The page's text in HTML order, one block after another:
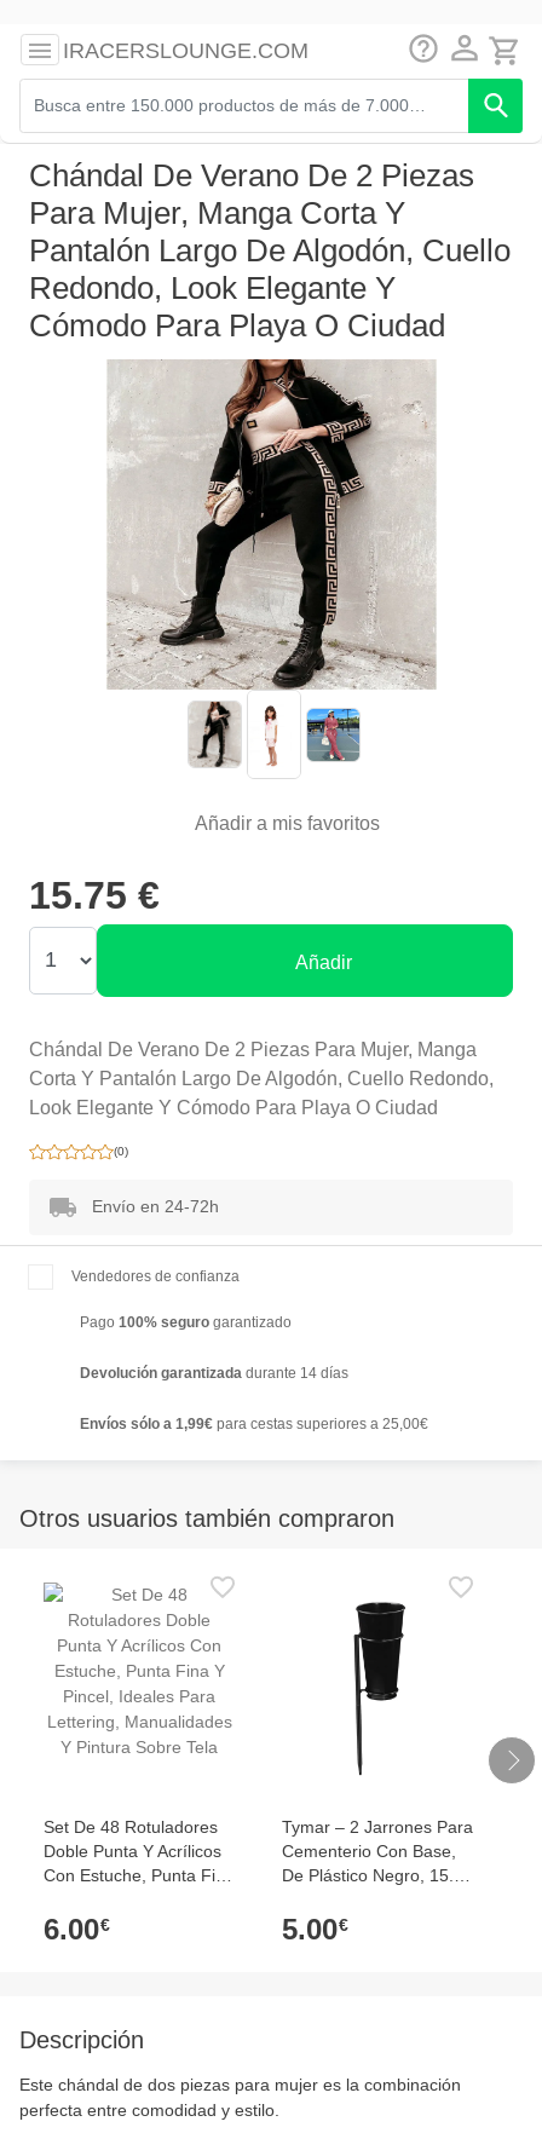
IRACERSLOUNGE.COM
Chándal De Verano De 2 Piezas
Para Mujer, Manga Corta Y
Pantalón Largo De Algodón, Cuello
Redondo, Look Elegante Y
Cómodo Para Playa O Ciudad
15.75 €
Añadir
Añadir a mis favoritos
Chándal De Verano De 2 Piezas Para Mujer, Manga
Corta Y Pantalón Largo De Algodón, Cuello Redondo,
Look Elegante Y Cómodo Para Playa O Ciudad
(0)
Envío en 24-72h
Vendedores de confianza
Pago 100% seguro garantizado
Devolución garantizada durante 14 días
Envíos sólo a 1,99€ para cestas superiores a 25,00€
Otros usuarios también compraron
Set De 48 Rotuladores
Doble Punta Y Acrílicos
Con Estuche, Punta Fina
Lettering, Manualidades
6.00€
Tymar – 2 Jarrones Para
Cementerio Con Base,
De Plástico Negro, 15.5
Cm De Alto, Resistentes
5.00€
Descripción
Este chándal de dos piezas para mujer es la combinación
perfecta entre comodidad y estilo.